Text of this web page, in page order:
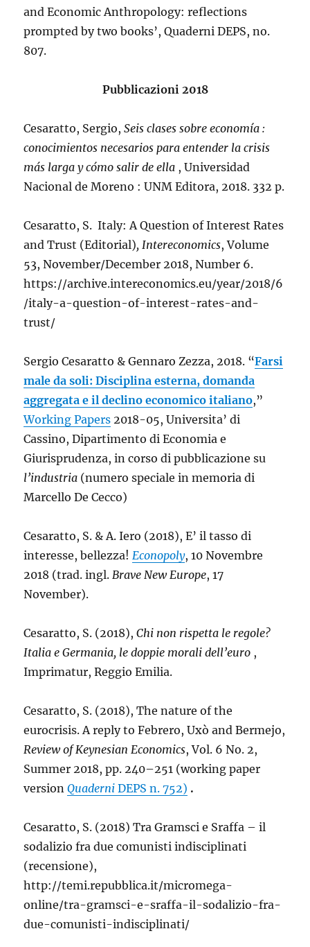
and Economic Anthropology: reflections
prompted by two books’, Quaderni DEPS, no.
807.
Pubblicazioni 2018
Cesaratto, Sergio,Seis clases sobre economía :
conocimientos necesarios para entender la crisis
más larga y cómo salir de ella , Universidad
Nacional de Moreno : UNM Editora, 2018. 332 p.
Cesaratto, S. Italy: A Question of Interest Rates
and Trust (Editorial), Intereconomics, Volume
53, November/December 2018, Number 6.
https://archive.intereconomics.eu/year/2018/6
/italy-a-question-of-interest-rates-and-
trust/
Sergio Cesaratto & Gennaro Zezza, 2018. “Farsi
male da soli: Disciplina esterna, domanda
aggregata e il declino economico italiano,”
Working Papers 2018-05, Universita’ di
Cassino, Dipartimento di Economia e
Giurisprudenza, in corso di pubblicazione su
l’industria (numero speciale in memoria di
Marcello De Cecco)
Cesaratto, S. & A. Iero (2018), E’ il tasso di
interesse, bellezza! Econopoly, 10 Novembre
2018 (trad. ingl. Brave New Europe, 17
November).
Cesaratto, S. (2018),Chi non rispetta le regole?
Italia e Germania, le doppie morali dell’euro ,
Imprimatur, Reggio Emilia.
Cesaratto, S. (2018), The nature of the
eurocrisis. A reply to Febrero, Uxò and Bermejo,
Review of Keynesian Economics, Vol. 6 No. 2,
Summer 2018, pp. 240–251 (working paper
versionQuaderni DEPS n. 752) .
Cesaratto, S. (2018) Tra Gramsci e Sraffa – il
sodalizio fra due comunisti indisciplinati
(recensione),
http://temi.repubblica.it/micromega-
online/tra-gramsci-e-sraffa-il-sodalizio-fra-
due-comunisti-indisciplinati/